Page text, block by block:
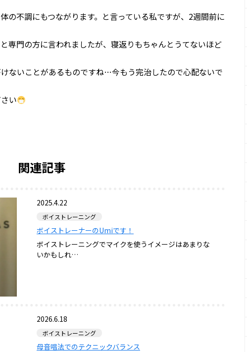
の不調にもつながります。と言っている私ですが、2週間前に
専門の方に言われましたが、寝返りもちゃんとうてないほど
ないことがあるものですね…今もう完治したので心配ないで
い
関連記事
2025.4.22
ボイストレーニング
ボイストレーナーのUmiです！
ボイストレーニングでマイクを使うイメージはあまりな
いかもしれ…
2026.6.18
ボイストレーニング
母音唱法でのテクニックバランス